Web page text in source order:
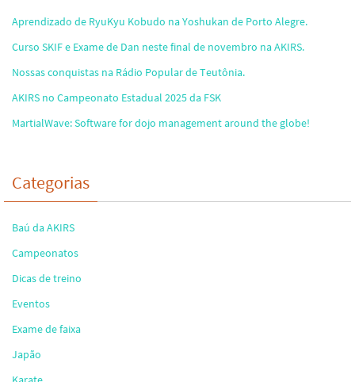
Aprendizado de RyuKyu Kobudo na Yoshukan de Porto Alegre.
Curso SKIF e Exame de Dan neste final de novembro na AKIRS.
Nossas conquistas na Rádio Popular de Teutônia.
AKIRS no Campeonato Estadual 2025 da FSK
MartialWave: Software for dojo management around the globe!
Categorias
Baú da AKIRS
Campeonatos
Dicas de treino
Eventos
Exame de faixa
Japão